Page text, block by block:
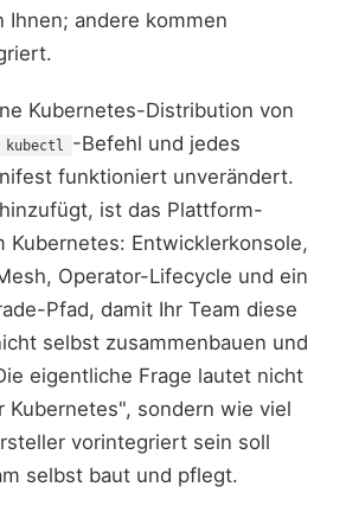
Ihnen; andere kommen
Kubernetes-Distribution von
kubectl
-Befehl und jedes
funktioniert unverändert.
ist das Plattform-
Kubernetes: Entwicklerkonsole,
Operator-Lifecycle und ein
Pfad, damit Ihr Team diese
selbst zusammenbauen und
eigentliche Frage lautet nicht
Kubernetes", sondern wie viel
vorintegriert sein soll
selbst baut und pflegt.